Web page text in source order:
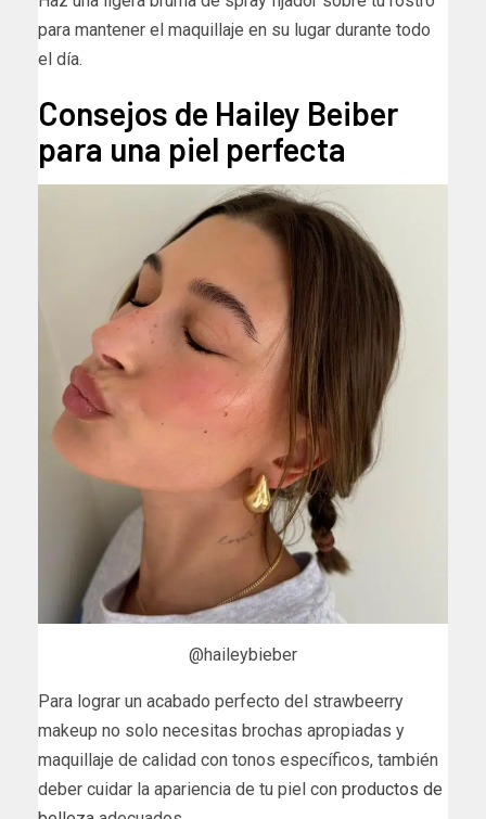
para mantener el maquillaje en su lugar durante todo
el día.
Consejos de Hailey Beiber
para una piel perfecta
@haileybieber
Para lograr un acabado perfecto del strawbeerry
makeup no solo necesitas brochas apropiadas y
maquillaje de calidad con tonos específicos, también
deber cuidar la apariencia de tu piel con productos de